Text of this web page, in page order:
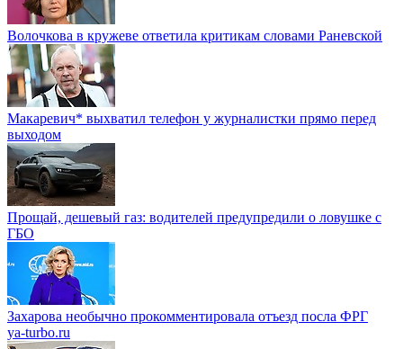
Волочкова в кружеве ответила критикам словами Раневской
Макаревич* выхватил телефон у журналистки прямо перед
выходом
Прощай, дешевый газ: водителей предупредили о ловушке с
ГБО
Захарова необычно прокомментировала отъезд посла ФРГ
ya-turbo.ru